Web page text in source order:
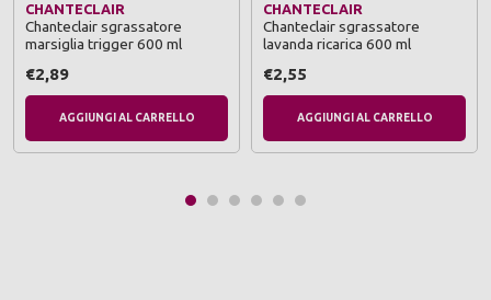
CHANTECLAIR
Chanteclair sgrassatore
marsiglia trigger 600 ml
€2,89
AGGIUNGI AL CARRELLO
CHANTECLAIR
Chanteclair sgrassatore
lavanda ricarica 600 ml
€2,55
AGGIUNGI AL CARRELLO